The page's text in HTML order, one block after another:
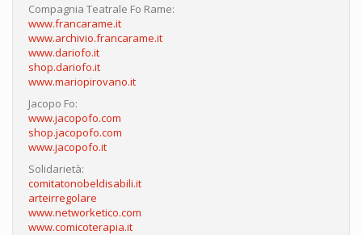
Compagnia Teatrale Fo Rame:
www.francarame.it
www.archivio.francarame.it
www.dariofo.it
shop.dariofo.it
www.mariopirovano.it
Jacopo Fo:
www.jacopofo.com
shop.jacopofo.com
www.jacopofo.it
Solidarietà:
comitatonobeldisabili.it
arteirregolare
www.networketico.com
www.comicoterapia.it